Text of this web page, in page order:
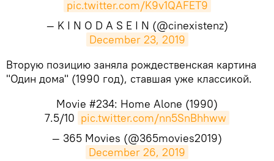
pic.twitter.com/K9v1QAFET9
— K I N O D A S E I N (@cinexistenz)
December 23, 2019
Вторую позицию заняла рождественская картина
"Один дома" (1990 год), ставшая уже классикой.
Movie #234: Home Alone (1990)
7.5/10 pic.twitter.com/nn5SnBhhww
— 365 Movies (@365movies2019)
December 26, 2019